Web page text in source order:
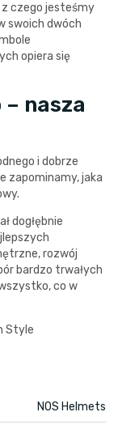
czego jesteśmy
swoich dwóch
opiera się
nasza
i dobrze
zapominamy, jaka
dogłębnie
rozwój
bardzo trwałych
co w
Style
NOS Helmets